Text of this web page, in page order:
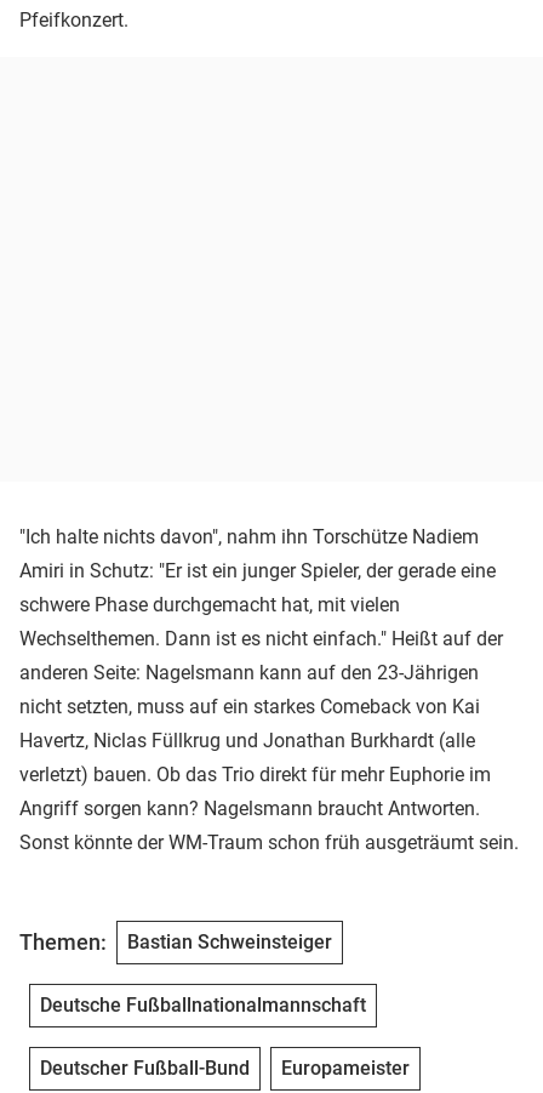
Pfeifkonzert.
"Ich halte nichts davon", nahm ihn Torschütze Nadiem
Amiri in Schutz: "Er ist ein junger Spieler, der gerade eine
schwere Phase durchgemacht hat, mit vielen
Wechselthemen. Dann ist es nicht einfach." Heißt auf der
anderen Seite: Nagelsmann kann auf den 23-Jährigen
nicht setzten, muss auf ein starkes Comeback von Kai
Havertz, Niclas Füllkrug und Jonathan Burkhardt (alle
verletzt) bauen. Ob das Trio direkt für mehr Euphorie im
Angriff sorgen kann? Nagelsmann braucht Antworten.
Sonst könnte der WM-Traum schon früh ausgeträumt sein.
Themen: Bastian Schweinsteiger
Deutsche Fußballnationalmannschaft
Deutscher Fußball-Bund Europameister